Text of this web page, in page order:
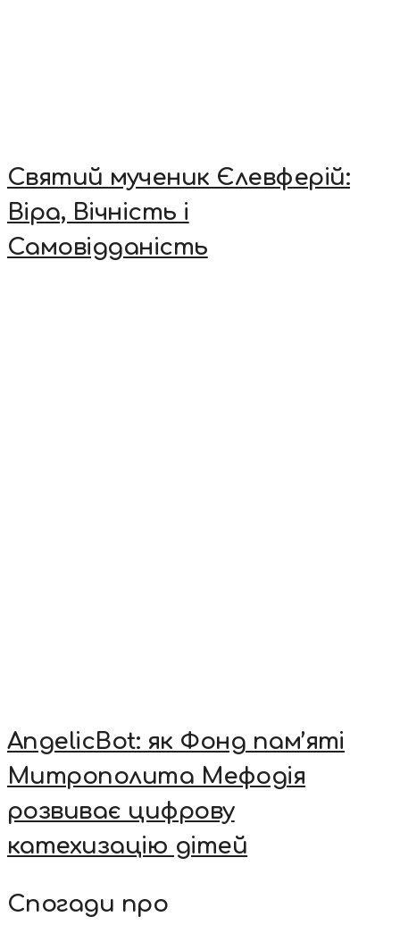
Святий мученик Єлевферій:
Віра, Вічність і
Самовідданість
AngelicBot: як Фонд пам’яті
Митрополита Мефодія
розвиває цифрову
катехизацію дітей
Спогади про